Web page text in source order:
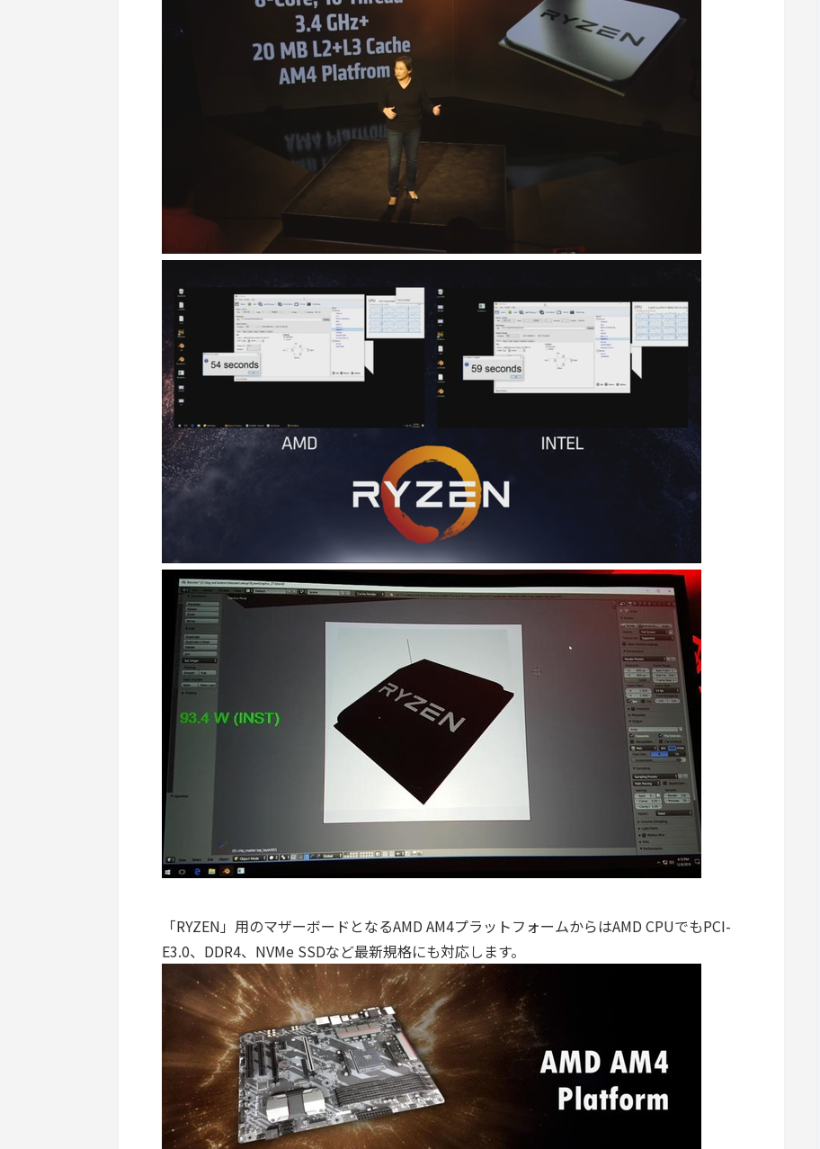
「RYZEN」用のマザーボードとなるAMD AM4プラットフォームからはAMD CPUでもPCI-
E3.0、DDR4、NVMe SSDなど最新規格にも対応します。